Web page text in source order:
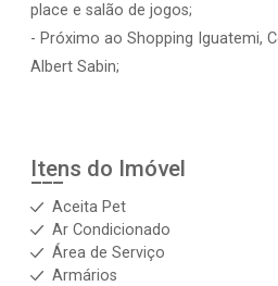
place e salão de jogos;
- Próximo ao Shopping Iguatemi,
Albert Sabin;
Itens do Imóvel
Aceita Pet
Ar Condicionado
Área de Serviço
Armários